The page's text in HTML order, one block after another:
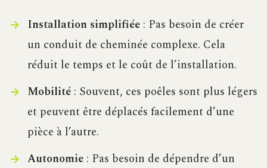
Installation simplifiée: Pas besoin de créer
un conduit de cheminée complexe. Cela
réduit le temps et le coût de l’installation.
Mobilité: Souvent, ces poêles sont plus légers
et peuvent être déplacés facilement d’une
pièce à l’autre.
Autonomie: Pas besoin de dépendre d’un